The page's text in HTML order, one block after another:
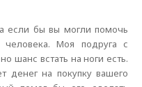
если бы вы могли помочь
Моя подруга с
шанс встать на ноги есть.
на покупку вашего